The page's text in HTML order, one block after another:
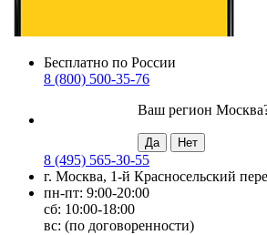
Бесплатно по России
8 (800) 500-35-76
Ваш регион Москва
8 (495) 565-30-55
г. Москва, 1-й Красносельский
пн-пт: 9:00-20:00
сб: 10:00-18:00
вс: (по договоренности)